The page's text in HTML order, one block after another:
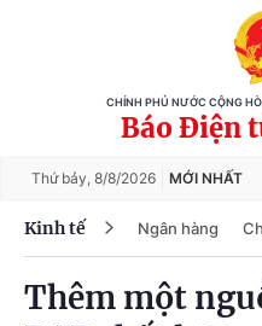
CHÍNH PHỦ NƯỚC CỘNG
Báo Điện
Thứ bảy, 8/8/2026 MỚI NHẤT
Kinh tế Ngân hàng
Thêm một